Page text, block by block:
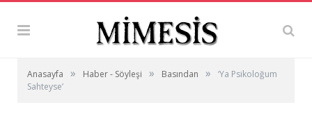
Anasayfa » Haber - Söyleşi » Basından »
‘Ya Psikoloğum
Sahteyse’